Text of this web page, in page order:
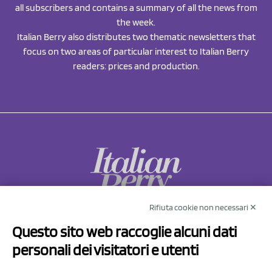
all subscribers and contains a summary of all the news from
the week.
Italian Berry also distributes two thematic newsletters that
focus on two areas of particular interest to Italian Berry
readers: prices and production.
Via Prov.le Sassuolo Vignola 315/1
41057 Spilamberto (MO)
Rifiuta cookie non necessari ✕
Questo sito web raccoglie alcuni dati
personali dei visitatori e utenti